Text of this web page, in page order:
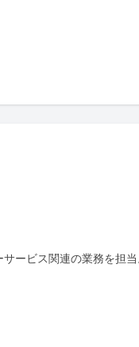
ービス関連の業務を担